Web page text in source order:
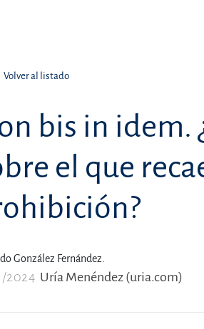
Volver al listado
bis in idem.
el que
González Fernández.
2024 Uría Menéndez (uria.com)